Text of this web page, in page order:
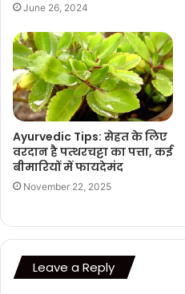
June 26, 2024
Ayurvedic Tips: सेहत के लिए
वरदान है पत्थरचट्टा का पत्ता, कई
बीमारियों में फायदेमंद
November 22, 2025
Leave a Reply